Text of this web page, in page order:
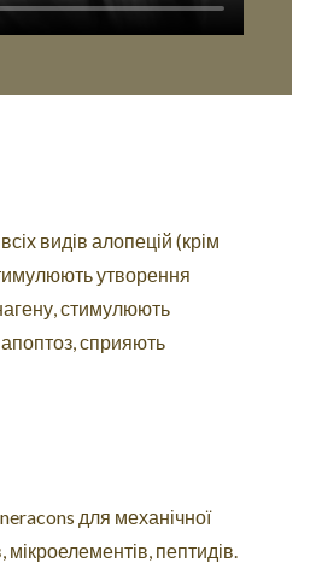
видів алопецій (крім
утворення
стимулюють
сприяють
для механічної
мікроелементів, пептидів.